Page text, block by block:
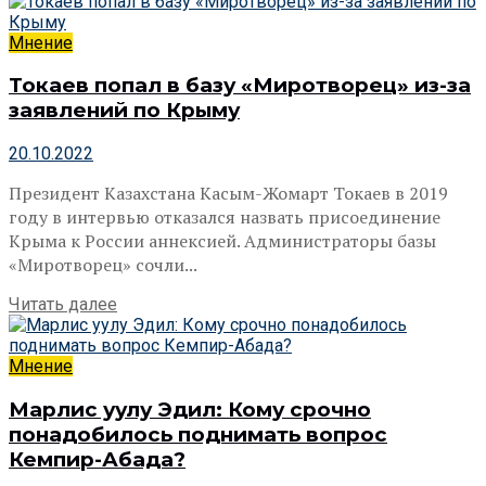
Мнение
Токаев попал в базу «Миротворец» из-за
заявлений по Крыму
20.10.2022
Президент Казахстана Касым-Жомарт Токаев в 2019
году в интервью отказался назвать присоединение
Крыма к России аннексией. Администраторы базы
«Миротворец» сочли...
Читать далее
Мнение
Марлис уулу Эдил: Кому срочно
понадобилось поднимать вопрос
Кемпир-Абада?